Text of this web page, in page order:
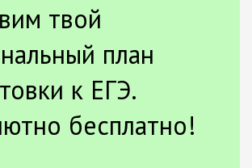
твой
план
к ЕГЭ.
бесплатно!